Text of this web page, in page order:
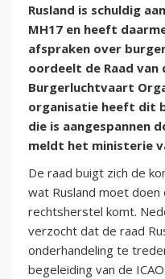
Rusland is schuldig
MH17 en heeft
afspraken over
oordeelt de Raad
Burgerluchtvaart
organisatie heeft dit
die is aangespannen
meldt het ministerie
De raad buigt zich de
wat Rusland moet
rechtsherstel komt.
verzocht dat de raad
onderhandeling te
begeleiding van de ICAO.